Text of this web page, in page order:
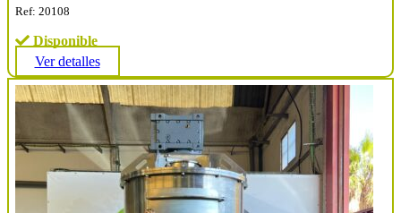
Ref: 20108
Disponible
Ver detalles